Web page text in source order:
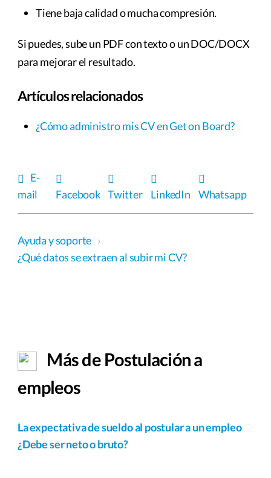
Tiene baja calidad o mucha compresión.
Si puedes, sube un PDF con texto o un DOC/DOCX
para mejorar el resultado.
Artículos relacionados
¿Cómo administro mis CV en Get on Board?
E-
mail
Facebook Twitter LinkedIn Whatsapp
Ayuda y soporte ›
¿Qué datos se extraen al subir mi CV?
Más de Postulación a
empleos
La expectativa de sueldo al postular a un empleo
¿Debe ser neto o bruto?